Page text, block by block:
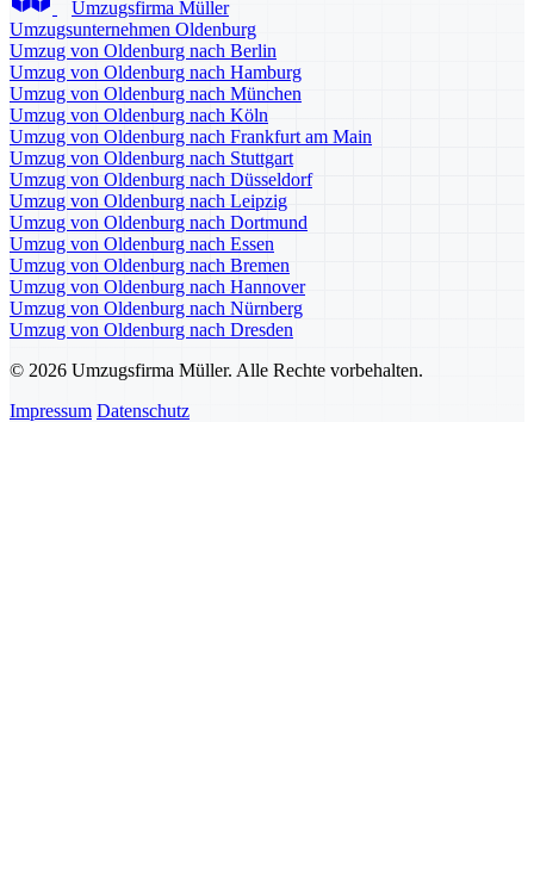
Umzugsfirma Müller
Umzugsunternehmen Oldenburg
Umzug von Oldenburg nach Berlin
Umzug von Oldenburg nach Hamburg
Umzug von Oldenburg nach München
Umzug von Oldenburg nach Köln
Umzug von Oldenburg nach Frankfurt am Main
Umzug von Oldenburg nach Stuttgart
Umzug von Oldenburg nach Düsseldorf
Umzug von Oldenburg nach Leipzig
Umzug von Oldenburg nach Dortmund
Umzug von Oldenburg nach Essen
Umzug von Oldenburg nach Bremen
Umzug von Oldenburg nach Hannover
Umzug von Oldenburg nach Nürnberg
Umzug von Oldenburg nach Dresden
© 2026 Umzugsfirma Müller. Alle Rechte vorbehalten.
Impressum Datenschutz